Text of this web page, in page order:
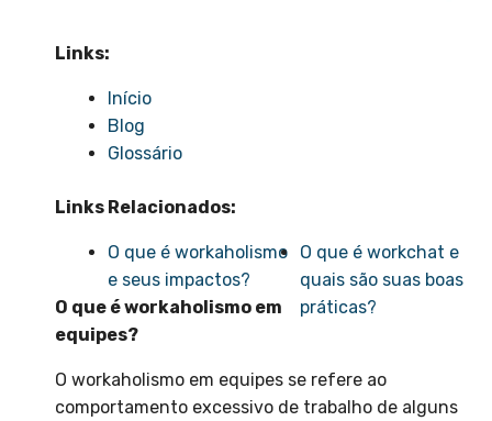
Links:
Início
Blog
Glossário
Links Relacionados:
O que é workaholismo
e seus impactos?
O que é workchat e
quais são suas boas
práticas?
O que é workaholismo em
equipes?
O workaholismo em equipes se refere ao
comportamento excessivo de trabalho de alguns